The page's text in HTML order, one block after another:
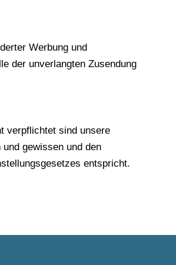
Werbung und
der unverlangten Zusendung
verpflichtet sind unsere
gewissen und den
entspricht.